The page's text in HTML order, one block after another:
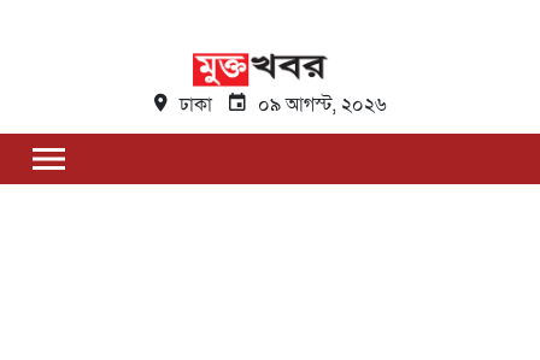
ঢাকা ০৯ আগস্ট, ২০২৬